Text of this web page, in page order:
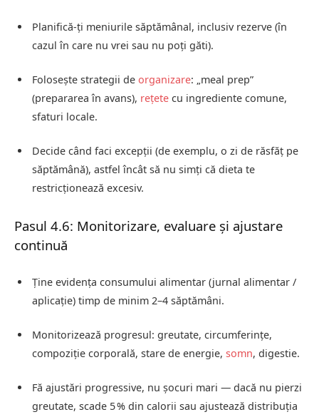
Planifică-ți meniurile săptămânal, inclusiv rezerve (în
cazul în care nu vrei sau nu poți găti).
Folosește strategii de organizare: „meal prep”
(prepararea în avans), rețete cu ingrediente comune,
sfaturi locale.
Decide când faci excepții (de exemplu, o zi de răsfăț pe
săptămână), astfel încât să nu simți că dieta te
restricționează excesiv.
Pasul 4.6: Monitorizare, evaluare și ajustare
continuă
Ține evidența consumului alimentar (jurnal alimentar /
aplicație) timp de minim 2–4 săptămâni.
Monitorizează progresul: greutate, circumferințe,
compoziție corporală, stare de energie, somn, digestie.
Fă ajustări progressive, nu șocuri mari — dacă nu pierzi
greutate, scade 5 % din calorii sau ajustează distribuția